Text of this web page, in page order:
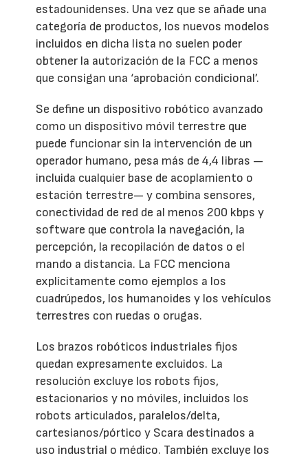
estadounidenses. Una vez que se añade una
categoría de productos, los nuevos modelos
incluidos en dicha lista no suelen poder
obtener la autorización de la FCC a menos
que consigan una ‘aprobación condicional’.
Se define un dispositivo robótico avanzado
como un dispositivo móvil terrestre que
puede funcionar sin la intervención de un
operador humano, pesa más de 4,4 libras —
incluida cualquier base de acoplamiento o
estación terrestre— y combina sensores,
conectividad de red de al menos 200 kbps y
software que controla la navegación, la
percepción, la recopilación de datos o el
mando a distancia. La FCC menciona
explícitamente como ejemplos a los
cuadrúpedos, los humanoides y los vehículos
terrestres con ruedas o orugas.
Los brazos robóticos industriales fijos
quedan expresamente excluidos. La
resolución excluye los robots fijos,
estacionarios y no móviles, incluidos los
robots articulados, paralelos/delta,
cartesianos/pórtico y Scara destinados a
uso industrial o médico. También excluye los